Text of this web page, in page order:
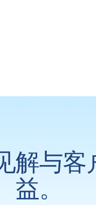
解与
益。